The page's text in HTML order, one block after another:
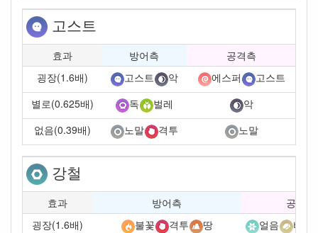
고스트
효과 방어측
공격측
굉장(1.6배)
고스트 악 에스퍼
고스트
별로(0.625배)
독 벌레
악
없음(0.39배)
노말 격투 노말
강철
효과 방어측
공격측
굉장(1.6배)
불꽃 격투 땅 얼음
바위